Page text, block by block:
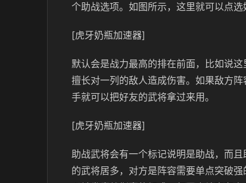
个助战选项。如图所示，这里就可以点
[虎牙奶瓶加速器]
默认会是战力最高的排在前面，比如说
擅长对一列的敌人造成伤害。如果敌方
手就可以把好友的武将拿过来用。
[虎牙奶瓶加速器]
助战武将会有一个标记说明是助战，而
的武将居多，对方是阵容需要单点突破